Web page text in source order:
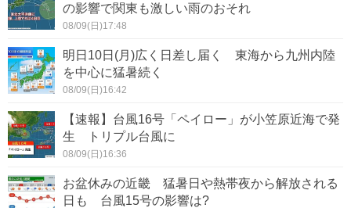
の影響で関東も激しい雨のおそれ
08/09(日)17:48
明日10日(月)広く日差し届く 東海から九州内陸
を中心に猛暑続く
08/09(日)16:42
【速報】台風16号「ペイロー」が小笠原近海で発
生 トリプル台風に
08/09(日)16:36
お盆休みの近畿 猛暑日や熱帯夜から解放される
日も 台風15号の影響は?